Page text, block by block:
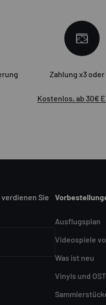
Zahlung x3 oder
Kostenlos, ab 30€
Sie
Ausflugsplan
Videospiele
Was ist neu
Vinyls und